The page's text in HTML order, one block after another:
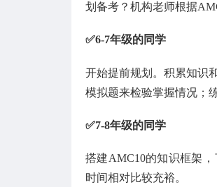
划备考？机构老师根据
✅6-7年级的同学
开始提前规划‌。积累知识
模拟题来检验掌握情况；
✅7-8年级的同学
搭建AMC10的知识框架
时间相对比较充裕。